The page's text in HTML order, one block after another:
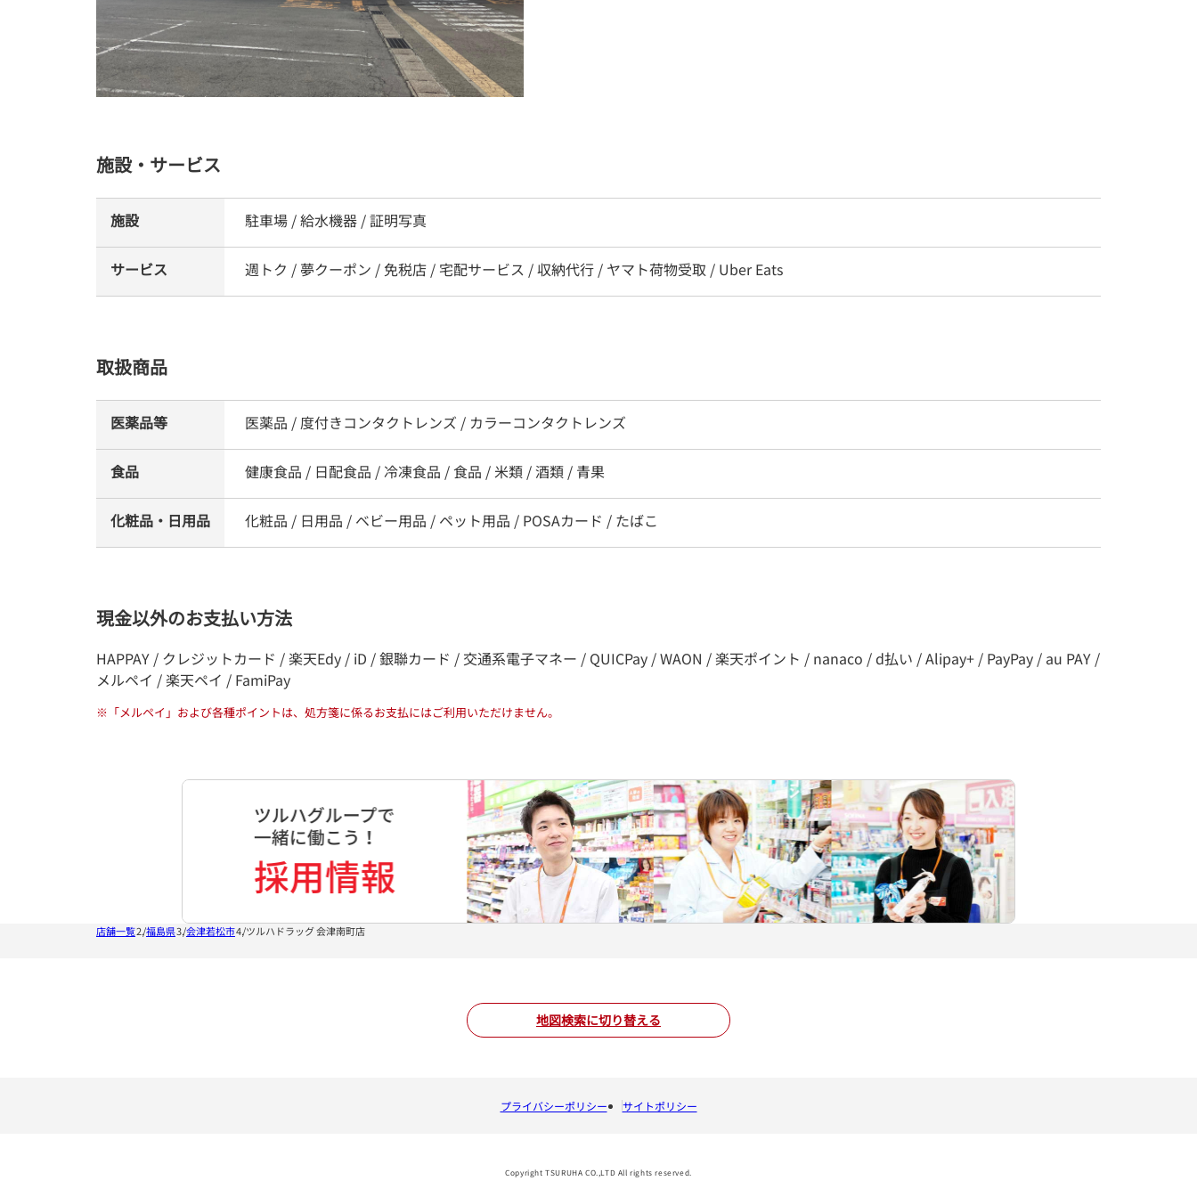
施設・サービス
施設 駐車場 / 給水機器 / 証明写真
サービス 週トク / 夢クーポン / 免税店 / 宅配サービス / 収納代行 / ヤマト荷物受取 / Uber Eats
取扱商品
医薬品等 医薬品 / 度付きコンタクトレンズ / カラーコンタクトレンズ
食品 健康食品 / 日配食品 / 冷凍食品 / 食品 / 米類 / 酒類 / 青果
化粧品・日用品 化粧品 / 日用品 / ベビー用品 / ペット用品 / POSAカード / たばこ
現金以外のお支払い方法
HAPPAY / クレジットカード / 楽天Edy / iD / 銀聯カード / 交通系電子マネー / QUICPay / WAON / 楽天ポイント / nanaco / d払い / Alipay+ / PayPay / au PAY /
メルペイ / 楽天ペイ / FamiPay
※ 「メルペイ」および各種ポイントは、処方箋に係るお支払にはご利用いただけません。
地図検索に切り替える
店舗一覧 福島県 会津若松市 ツルハドラッグ 会津南町店
プライバシーポリシー サイトポリシー
Copyright TSURUHA CO.,LTD All rights reserved.